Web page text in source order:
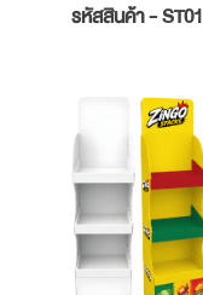
รหัสสินค้า - ST01